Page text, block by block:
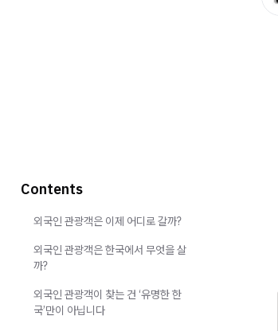
Contents
외국인 관광객은 이제 어디로 갈까?
외국인 관광객은 한국에서 무엇을 살
까?
외국인 관광객이 찾는 건 ‘유명한 한
국’만이 아닙니다